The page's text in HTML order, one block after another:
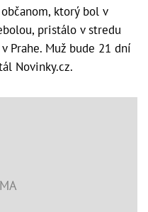
ktorý bol v
pristálo v stredu
Prahe. Muž bude 21 dní
Novinky.cz.